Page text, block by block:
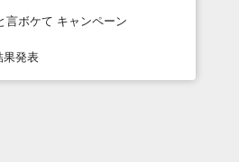
言ボケて キャンペーン
果発表